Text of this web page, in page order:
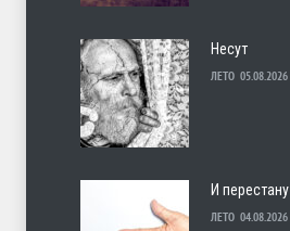
Несут
ЛЕТО 05.08.2026
И перестану
ЛЕТО 04.08.2026